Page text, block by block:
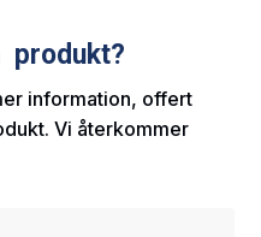
produkt?
information, offert
Vi återkommer